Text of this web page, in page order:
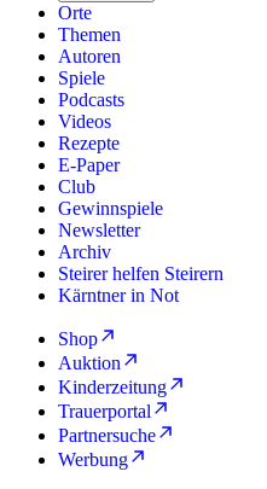
Orte
Themen
Autoren
Spiele
Podcasts
Videos
Rezepte
E-Paper
Club
Gewinnspiele
Newsletter
Archiv
Steirer helfen Steirern
Kärntner in Not
Shop
Auktion
Kinderzeitung
Trauerportal
Partnersuche
Werbung